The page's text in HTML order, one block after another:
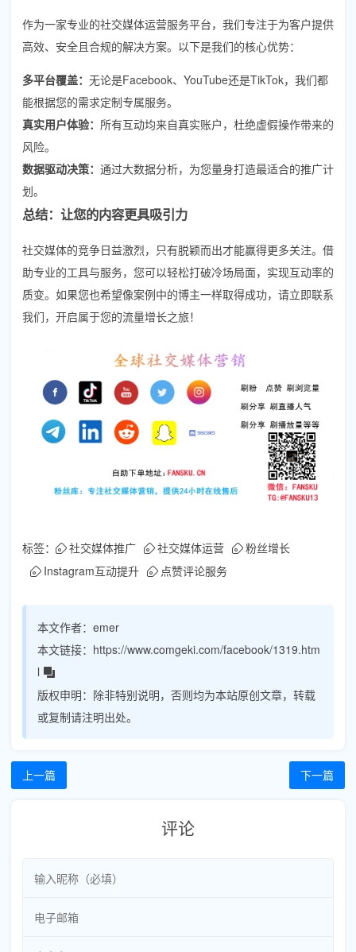
作为一家专业的社交媒体运营服务平台，我们专注于为客户提供
高效、安全且合规的解决方案。以下是我们的核心优势：
多平台覆盖： 无论是Facebook、YouTube还是TikTok，我们都
能根据您的需求定制专属服务。
真实用户体验： 所有互动均来自真实账户，杜绝虚假操作带来的
风险。
数据驱动决策： 通过大数据分析，为您量身打造最适合的推广计
划。
总结：让您的内容更具吸引力
社交媒体的竞争日益激烈，只有脱颖而出才能赢得更多关注。借
助专业的工具与服务，您可以轻松打破冷场局面，实现互动率的
质变。如果您也希望像案例中的博主一样取得成功，请立即联系
我们，开启属于您的流量增长之旅！
标签： 社交媒体推广 社交媒体运营
粉丝增长
Instagram互动提升
点赞评论服务
本文作者： emer
本文链接： https://www.comgeki.com/facebook/1319.htm
l
版权申明： 除非特别说明，否则均为本站原创文章，转载
或复制请注明出处。
上一篇 下一篇
评论